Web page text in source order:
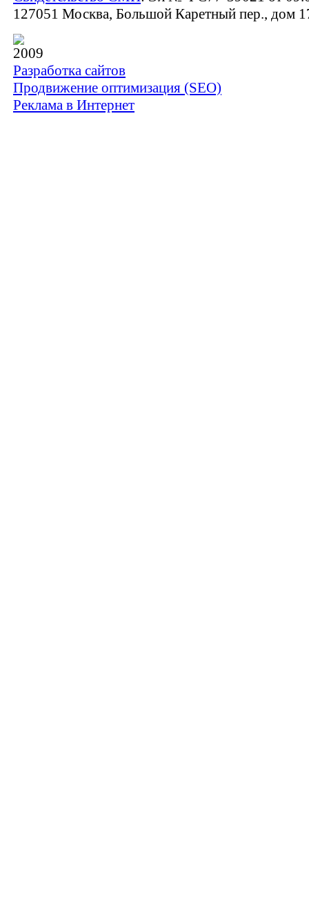
127051 Москва, Большой Каретный пер., дом
2009
Разработка сайтов
Продвижение оптимизация (SEO)
Реклама в Интернет